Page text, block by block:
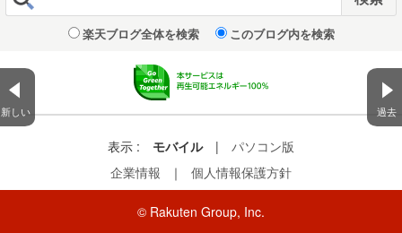
新しい 過去
楽天ブログ全体を検索 このブログ内を検索
表示 : モバイル |
パソコン版
企業情報
｜ 個人情報保護方針
© Rakuten Group, Inc.